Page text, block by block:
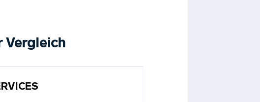
Vergleich